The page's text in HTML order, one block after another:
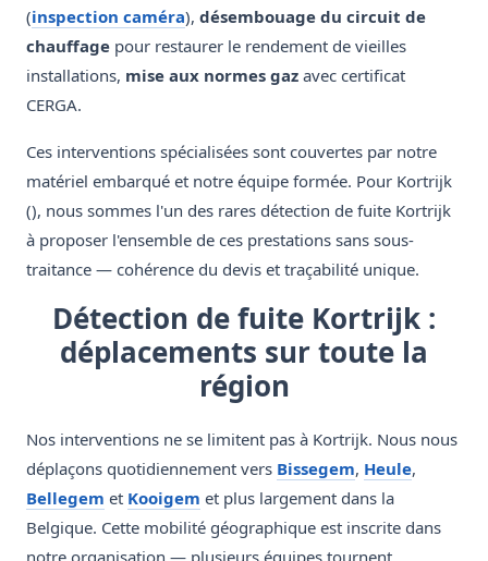
(inspection caméra), désembouage du circuit de
chauffage pour restaurer le rendement de vieilles
installations, mise aux normes gaz avec certificat
CERGA.
Ces interventions spécialisées sont couvertes par notre
matériel embarqué et notre équipe formée. Pour Kortrijk
(), nous sommes l'un des rares détection de fuite Kortrijk
à proposer l'ensemble de ces prestations sans sous-
traitance — cohérence du devis et traçabilité unique.
Détection de fuite Kortrijk :
déplacements sur toute la
région
Nos interventions ne se limitent pas à Kortrijk. Nous nous
déplaçons quotidiennement vers Bissegem, Heule,
Bellegem et Kooigem et plus largement dans la
Belgique. Cette mobilité géographique est inscrite dans